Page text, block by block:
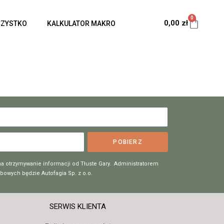
KALKULATOR MAKRO 0,00 zł
0
POBIERZ
otrzymywanie informacji od Tłuste Gary. Administratorem
będzie Autofagia Sp. z o.o.
SERWIS KLIENTA